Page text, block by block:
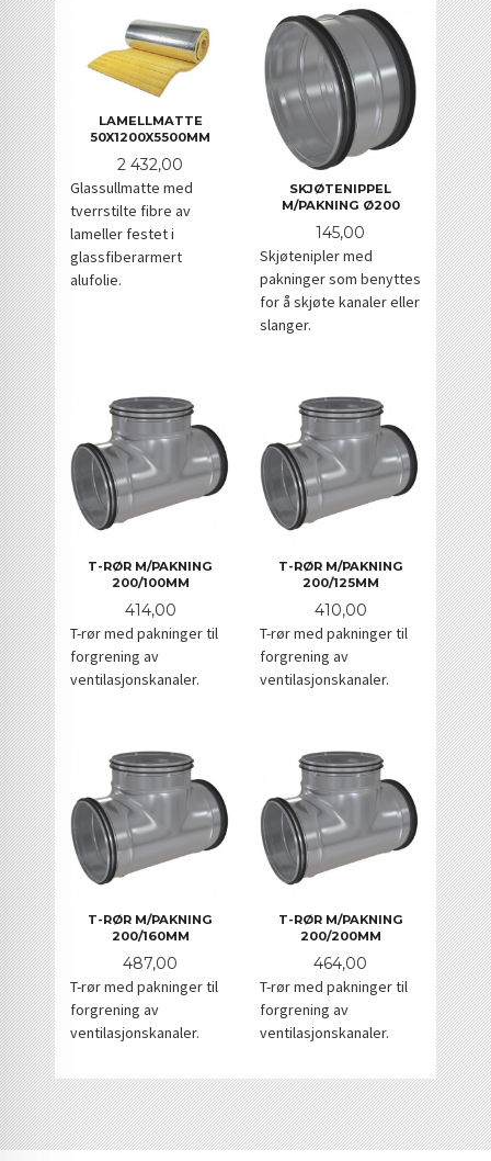
LAMELLMATTE
50X1200X5500MM
Pris
2 432,00
Glassullmatte med
tverrstilte fibre av
lameller festet i
glassfiberarmert
alufolie.
SKJØTENIPPEL
M/PAKNING Ø200
Pris
145,00
Skjøtenipler med
pakninger som benyttes
for å skjøte kanaler eller
slanger.
T-RØR M/PAKNING
200/100MM
Pris
414,00
T-rør med pakninger til
forgrening av
ventilasjonskanaler.
T-RØR M/PAKNING
200/125MM
Pris
410,00
T-rør med pakninger til
forgrening av
ventilasjonskanaler.
T-RØR M/PAKNING
200/160MM
Pris
487,00
T-rør med pakninger til
forgrening av
ventilasjonskanaler.
T-RØR M/PAKNING
200/200MM
Pris
464,00
T-rør med pakninger til
forgrening av
ventilasjonskanaler.